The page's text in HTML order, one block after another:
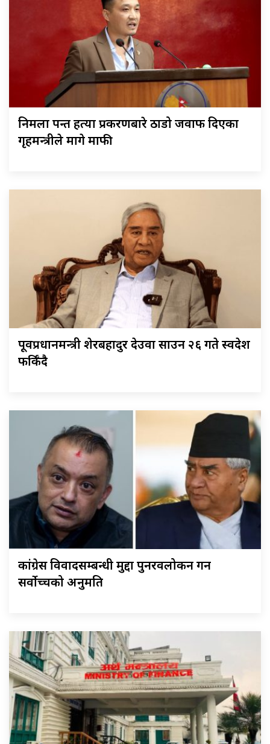
निर्मला पन्त हत्या प्रकरणबारे ठाडो जवाफ दिएका
गृहमन्त्रीले मागे माफी
पूर्वप्रधानमन्त्री शेरबहादुर देउवा साउन २६ गते स्वदेश
फर्किँदै
कांग्रेस विवादसम्बन्धी मुद्दा पुनरवलोकन गर्न
सर्वोच्चको अनुमति